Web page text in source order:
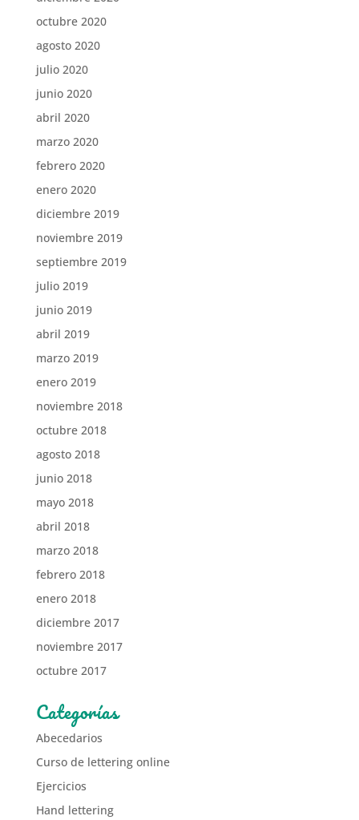
octubre 2020
agosto 2020
julio 2020
junio 2020
abril 2020
marzo 2020
febrero 2020
enero 2020
diciembre 2019
noviembre 2019
septiembre 2019
julio 2019
junio 2019
abril 2019
marzo 2019
enero 2019
noviembre 2018
octubre 2018
agosto 2018
junio 2018
mayo 2018
abril 2018
marzo 2018
febrero 2018
enero 2018
diciembre 2017
noviembre 2017
octubre 2017
Categorías
Abecedarios
Curso de lettering online
Ejercicios
Hand lettering